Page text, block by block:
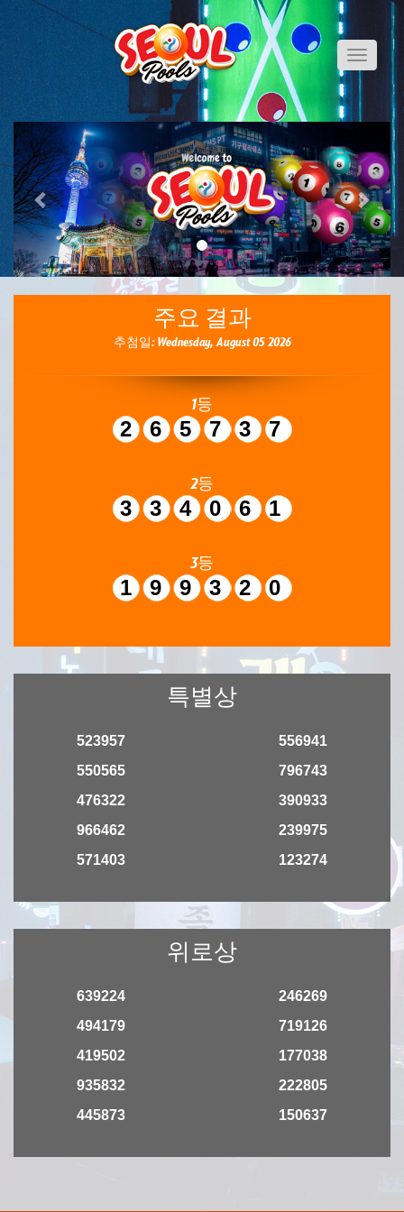
Toggle
Previous Next
주요 결과
추첨일: Wednesday, August 05 2026
1등
265737
2등
334061
3등
199320
특별상
523957
550565
476322
966462
571403
556941
796743
390933
239975
123274
위로상
639224
494179
419502
935832
445873
246269
719126
177038
222805
150637